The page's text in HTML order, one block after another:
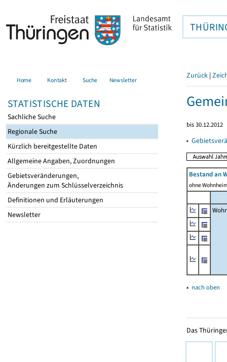
Home Kontakt Suche Newsletter
STATISTISCHE DATEN
Sachliche Suche
Regionale Suche
Kürzlich bereitgestellte Daten
Allgemeine Angaben, Zuordnungen
Gebietsveränderungen,
Änderungen zum Schlüsselverzeichnis
Definitionen und Erläuterungen
Newsletter
Zurück |
bis 30.12.2012
▸
Bestand an
ohne
▴ nach oben
Das